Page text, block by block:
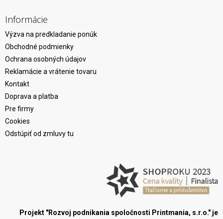
Informácie
Výzva na predkladanie ponúk
Obchodné podmienky
Ochrana osobných údajov
Reklamácie a vrátenie tovaru
Kontakt
Doprava a platba
Pre firmy
Cookies
Odstúpiť od zmluvy tu
Projekt "Rozvoj podnikania spoločnosti Printmania, s.r.o." je